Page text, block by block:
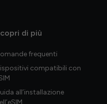
di più
frequenti
compatibili con
all’installazione